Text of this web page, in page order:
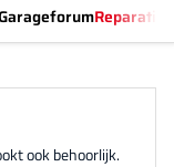
ook behoorlijk.